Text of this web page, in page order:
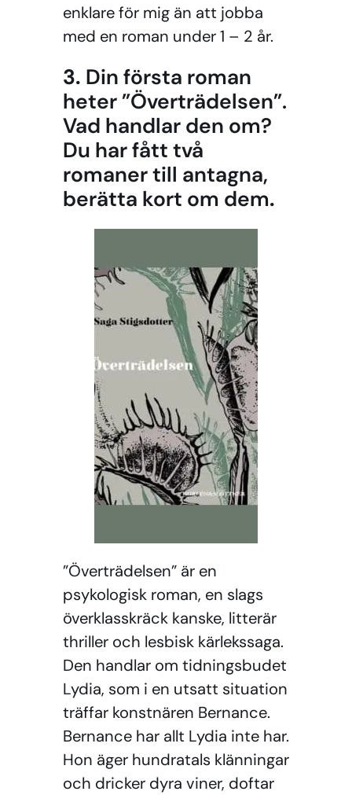
enklare för mig än att jobba
med en roman under 1 – 2 år.
3. Din första roman
heter ”Överträdelsen”.
Vad handlar den om?
Du har fått två
romaner till antagna,
berätta kort om dem.
”Överträdelsen” är en
psykologisk roman, en slags
överklasskräck kanske, litterär
thriller och lesbisk kärlekssaga.
Den handlar om tidningsbudet
Lydia, som i en utsatt situation
träffar konstnären Bernance.
Bernance har allt Lydia inte har.
Hon äger hundratals klänningar
och dricker dyra viner, doftar